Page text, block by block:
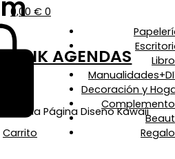
0,00 € 0
Carrito
Decoración y
ERIK AGENDAS
Día Página Diseño Kawaii